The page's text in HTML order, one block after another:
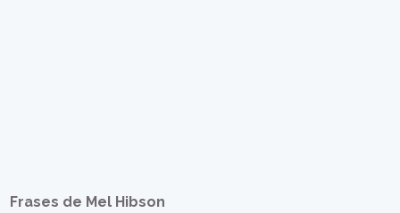
Frases de Mel Hibson